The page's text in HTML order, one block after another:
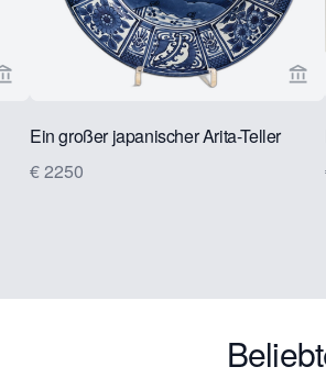
Verkaeuferseite von Limburg Antiquairs
Ein großer japanischer Arita-Teller
€ 2250